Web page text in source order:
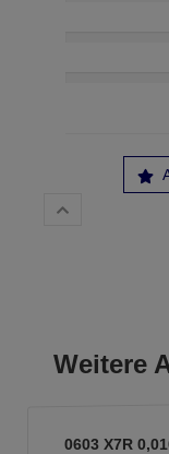
Weitere
0603 X7R